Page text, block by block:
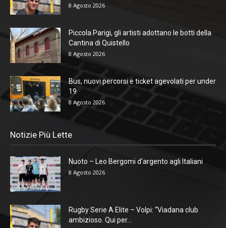
8 Agosto 2026
Piccola Parigi, gli artisti adottano le botti della
Cantina di Quistello
8 Agosto 2026
Bus, nuovi percorsi e ticket agevolati per under
19
8 Agosto 2026
Notizie Più Lette
Nuoto – Leo Bergomi d’argento agli Italiani
8 Agosto 2026
Rugby Serie A Elite – Volpi: “Viadana club
ambizioso. Qui per...